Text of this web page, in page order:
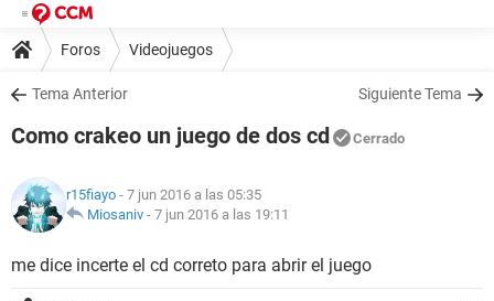
Foros Videojuegos
Tema Anterior Siguiente Tema
Como crakeo un juego de dos cd Cerrado
r15fiayo - 7 jun 2016 a las 05:35
Miosaniv - 7 jun 2016 a las 19:11
me dice incerte el cd correto para abrir el juego